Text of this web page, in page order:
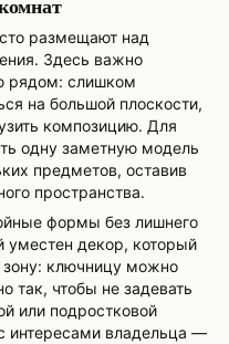
размещают над
Здесь важно
рядом: слишком
на большой плоскости,
композицию. Для
одну заметную модель
предметов, оставив
пространства.
формы без лишнего
уместен декор, который
ключницу можно
так, чтобы не задевать
или подростковой
интересами владельца —